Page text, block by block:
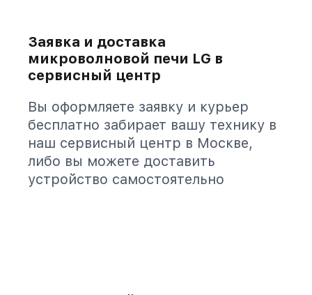
Заявка и доставка
микроволновой печи LG в
сервисный центр
Вы оформляете заявку и курьер
бесплатно забирает вашу технику в
наш сервисный центр в Москве,
либо вы можете доставить
устройство самостоятельно